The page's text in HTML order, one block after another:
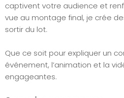
captivent votre audience et
vue au montage final, je crée
sortir du lot.
Que ce soit pour expliquer un
événement, l’animation et la
engageantes.